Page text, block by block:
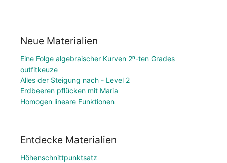
Neue Materialien
Eine Folge algebraischer Kurven 2ⁿ-ten Grades
outfitkeuze
Alles der Steigung nach - Level 2
Erdbeeren pflücken mit Maria
Homogen lineare Funktionen
Entdecke Materialien
Höhenschnittpunktsatz